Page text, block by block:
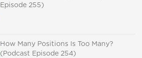
Episode 255)
How Many Positions Is Too Many?
(Podcast Episode 254)